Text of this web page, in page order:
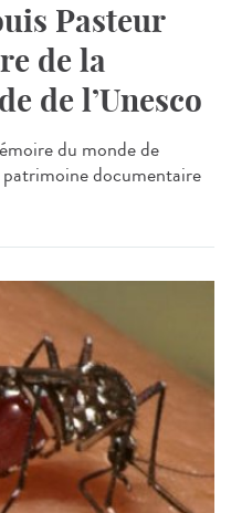
Pasteur
de la
de l’Unesco
du monde de
documentaire